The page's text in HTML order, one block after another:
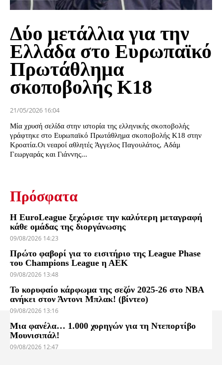
Δύο μετάλλια για την
Ελλάδα στο Ευρωπαϊκό
Πρωτάθλημα
σκοποβολής Κ18
21/05/2026 16:04
Μία χρυσή σελίδα στην ιστορία της ελληνικής σκοποβολής
γράφτηκε στο Ευρωπαϊκό Πρωτάθλημα σκοποβολής Κ18 στην
Κροατία.Οι νεαροί αθλητές Άγγελος Παγουλάτος, Αδάμ
Γεωργαράς και Γιάννης...
Πρόσφατα
Η EuroLeague ξεχώρισε την καλύτερη μεταγραφή
κάθε ομάδας της διοργάνωσης
09/08/2026 14:23
Πρώτο φαβορί για το εισιτήριο της League Phase
του Champions League η ΑΕΚ
09/08/2026 13:48
Το κορυφαίο κάρφωμα της σεζόν 2025-26 στο NBA
ανήκει στον Άντονι Μπλακ! (βίντεο)
09/08/2026 13:16
Μια φανέλα… 1.000 χορηγών για τη Ντεπορτίβο
Μουνισιπάλ!
09/08/2026 12:47